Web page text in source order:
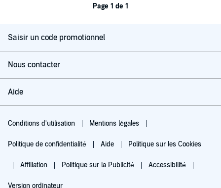
Page 1 de 1
Saisir un code promotionnel
Nous contacter
Aide
Conditions d'utilisation Mentions légales
Politique de confidentialité Aide Politique sur les Cookies
Affiliation Politique sur la Publicité Accessibilité
Version ordinateur